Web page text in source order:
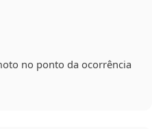
no ponto da ocorrência